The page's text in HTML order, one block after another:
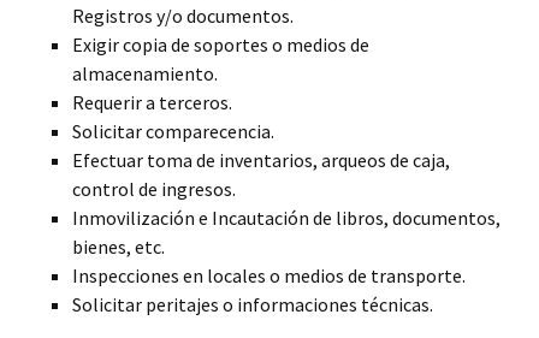
Registros y/o documentos.
Exigir copia de soportes o medios de
almacenamiento.
Requerir a terceros.
Solicitar comparecencia.
Efectuar toma de inventarios, arqueos de caja,
control de ingresos.
Inmovilización e Incautación de libros, documentos,
bienes, etc.
Inspecciones en locales o medios de transporte.
Solicitar peritajes o informaciones técnicas.